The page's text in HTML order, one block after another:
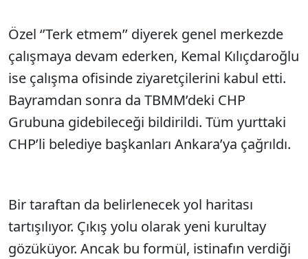
Özel ‘’Terk etmem’’ diyerek genel merkezde
çalışmaya devam ederken, Kemal Kılıçdaroğlu
ise çalışma ofisinde ziyaretçilerini kabul etti.
Bayramdan sonra da TBMM’deki CHP
Grubuna gidebileceği bildirildi. Tüm yurttaki
CHP’li belediye başkanları Ankara’ya çağrıldı.
Bir taraftan da belirlenecek yol haritası
tartışılıyor. Çıkış yolu olarak yeni kurultay
gözüküyor. Ancak bu formül, istinafın verdiği